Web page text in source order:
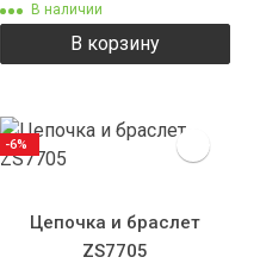
В наличии
В корзину
Цепочка и браслет
ZS7705
-6%